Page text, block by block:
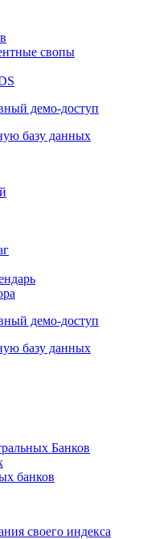
свопы
демо-доступ
базу данных
демо-доступ
базу данных
Банков
банков
своего индекса